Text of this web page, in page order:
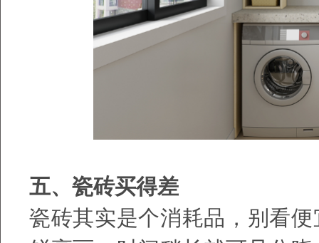
五、瓷砖买得差
瓷砖其实是个消耗品，别看